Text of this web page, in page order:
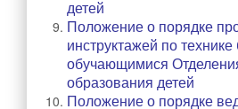
ОДОД
Документы ОДОД
Визитная карточка ОДОД
детей
Положение о порядке
инструктажей по технике
обучающимися
образования детей
Положение о порядке